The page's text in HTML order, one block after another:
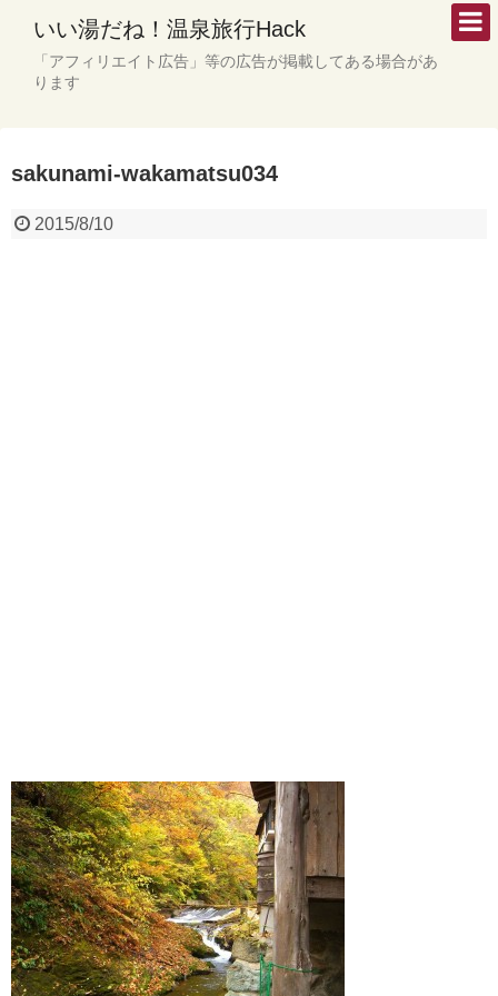
いい湯だね！温泉旅行Hack
「アフィリエイト広告」等の広告が掲載してある場合があ
ります
sakunami-wakamatsu034
2015/8/10